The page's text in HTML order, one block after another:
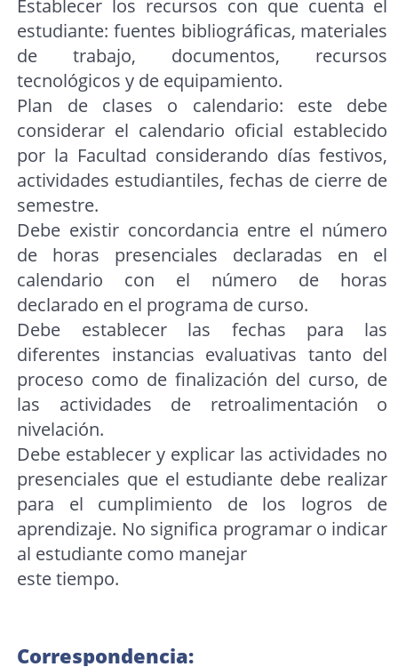
Establecer los recursos con que cuenta el
estudiante: fuentes bibliográficas, materiales
de trabajo, documentos, recursos
tecnológicos y de equipamiento.
Plan de clases o calendario: este debe
considerar el calendario oficial establecido
por la Facultad considerando días festivos,
actividades estudiantiles, fechas de cierre de
semestre.
Debe existir concordancia entre el número
de horas presenciales declaradas en el
calendario con el número de horas
declarado en el programa de curso.
Debe establecer las fechas para las
diferentes instancias evaluativas tanto del
proceso como de finalización del curso, de
las actividades de retroalimentación o
nivelación.
Debe establecer y explicar las actividades no
presenciales que el estudiante debe realizar
para el cumplimiento de los logros de
aprendizaje. No significa programar o indicar
al estudiante como manejar
este tiempo.
Correspondencia: